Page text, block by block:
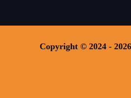
Copyright © 2024 -